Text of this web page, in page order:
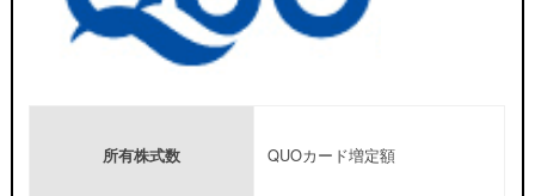
所有株式数 QUOカード増定額